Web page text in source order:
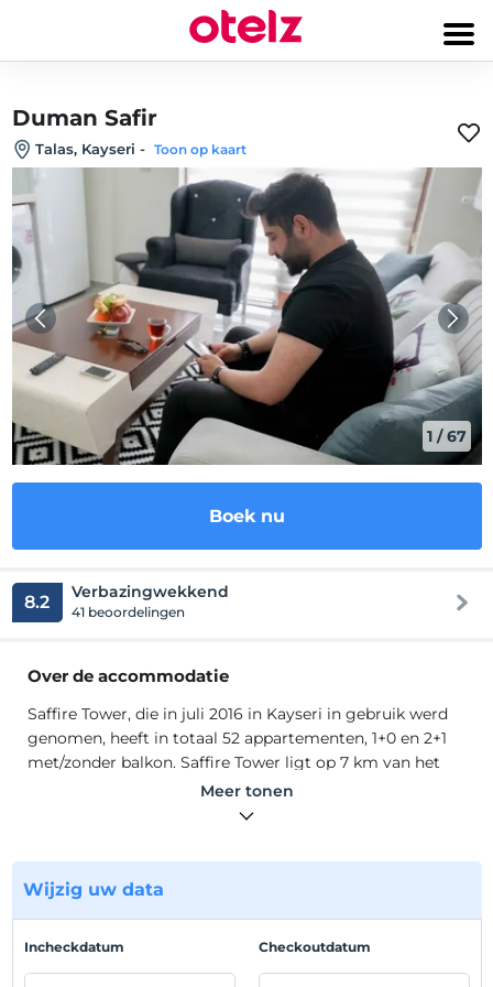
Duman Safir
Talas, Kayseri - Toon op kaart
1 /67
Boek nu
8.2 Verbazingwekkend
41 beoordelingen
Over de accommodatie
Saffire Tower, die in juli 2016 in Kayseri in gebruik werd
genomen, heeft in totaal 52 appartementen, 1+0 en 2+1
met/zonder balkon. Saffire Tower ligt op 7 km van het
stadscentrum, op 13 km van de luchthaven van Erkilet en
op 24 km van het skicentrum Erciyes. Keuken,
appartementen, die zo zijn ontworpen dat u zich thuis
voelt.
met/zonder balkon. Saffire Tower ligt op 7 km van het
stadscentrum, op 13 km van de luchthaven van Erkilet en
Meer tonen
Wijzig uw data
Incheckdatum Checkoutdatum